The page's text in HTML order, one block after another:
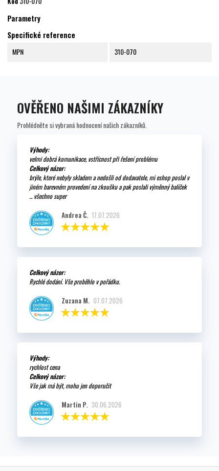
Parametry
Specifické reference
MPN 310-070
OVĚŘENO NAŠIMI ZÁKAZNÍKY
Prohlédněte si vybraná hodnocení našich zákazníků.
Výhody:
velmi dobrá komunikace, vstřícnost při řešení problému
Celkový názor:
brýle, které nebyly skladem a nedošli od dodavatele, mi eshop poslal v
jiném barevném provedení na zkoušku a pak poslali výměnný balíček
... všechno super
Andrea Č. 17.07.2026
Celkový názor:
Rychlé dodání. Vše proběhlo v pořádku.
Zuzana M. 07.07.2026
Výhody:
rychlost cena
Celkový názor:
Vše jak má být, mohu jen doporučit
Martin P. 30.06.2026